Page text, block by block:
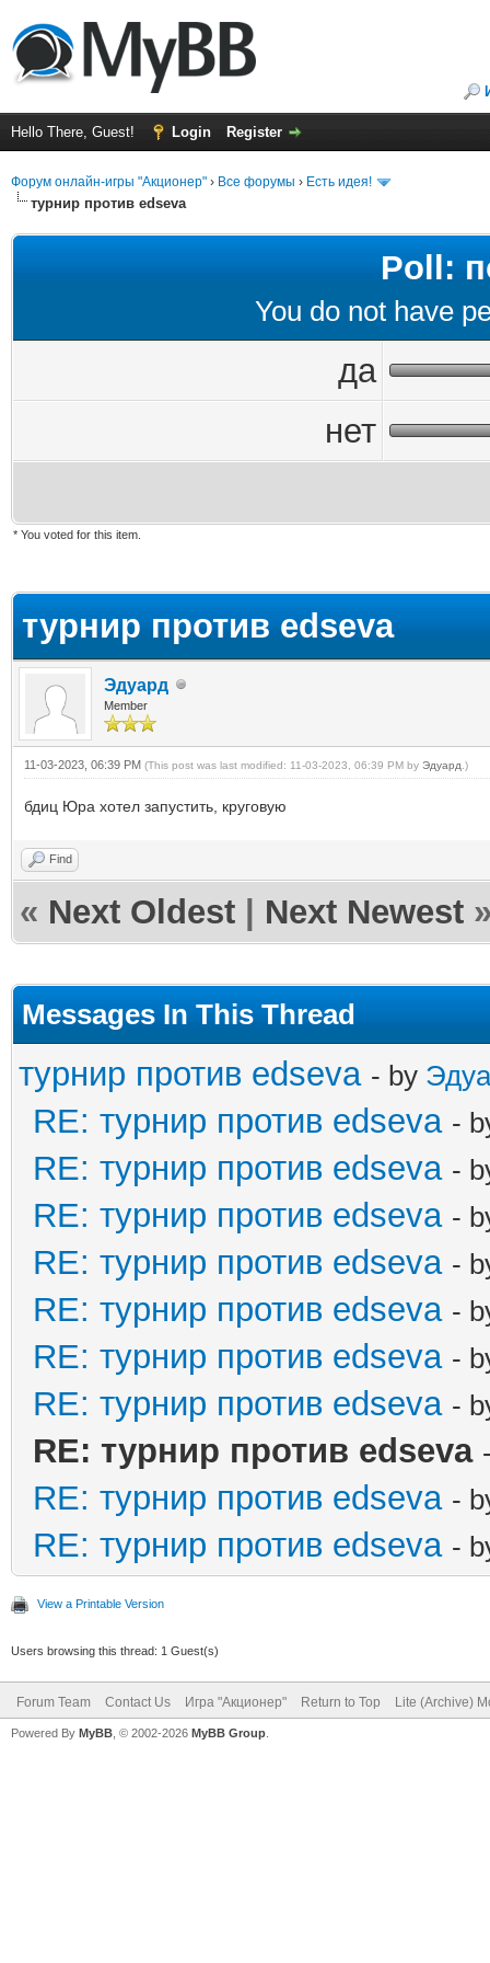
Hello There, Guest! Login Register
Форум онлайн-игры "Акционер" › Все форумы › Есть идея!
турнир против edseva
Poll:
You do not have
да
нет
* You voted for this item.
турнир против edseva
Эдуард
Member
11-03-2023, 06:39 PM (This post was last modified: 11-03-2023, 06:39 PM by Эдуард .)
бдиц Юра хотел запустить, круговую
Find
« Next Oldest Next Newest
Messages In This Thread
турнир против edseva - by
RE: турнир против edseva -
RE: турнир против edseva -
RE: турнир против edseva -
RE: турнир против edseva -
RE: турнир против edseva -
RE: турнир против edseva -
RE: турнир против edseva -
RE: турнир против edseva
RE: турнир против edseva -
RE: турнир против edseva -
View a Printable Version
Users browsing this thread: 1 Guest(s)
Forum Team Contact Us Игра "Акционер" Return to Top Lite (Archive)
Powered By MyBB , © 2002-2026 MyBB Group